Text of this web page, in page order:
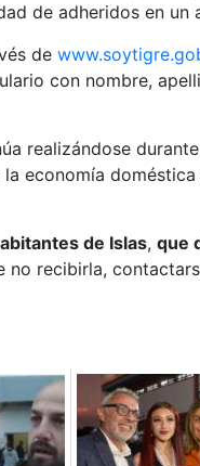
de adheridos en
de
con nombre,
realizándose
economía
de Islas, que
no recibirla,